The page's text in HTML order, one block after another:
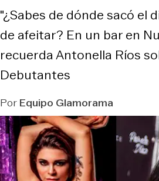
"¿Sabes de dónde sacó el
de afeitar? En un bar en
recuerda Antonella Ríos
Debutantes
PorEquipo Glamorama